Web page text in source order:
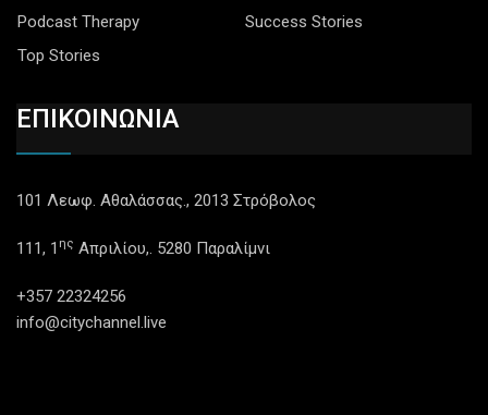
Podcast Therapy
Success Stories
Top Stories
ΕΠΙΚΟΙΝΩΝΙΑ
101 Λεωφ. Αθαλάσσας., 2013 Στρόβολος
111, 1 ης Απριλίου,. 5280 Παραλίμνι
+357 22324256
info@citychannel.live